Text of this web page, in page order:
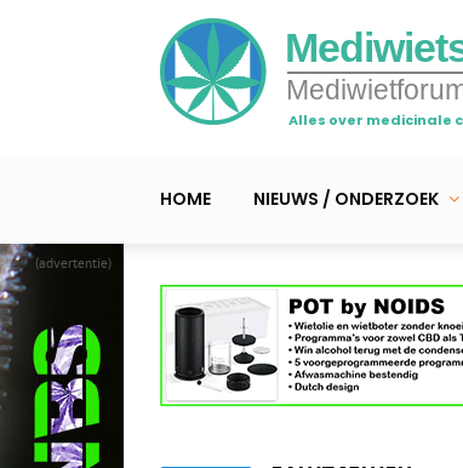
(advertentie)
Alles over medicinale
HOME NIEUWS / ONDERZOEK
Diabetes type
Cannabis en